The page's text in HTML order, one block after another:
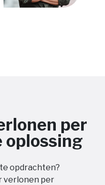
per
oplossing
opdrachten?
verlonen per